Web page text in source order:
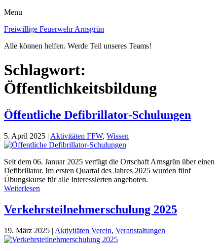
Menu
Freiwillige Feuerwehr Arnsgrün
Alle können helfen. Werde Teil unseres Teams!
Schlagwort:
Öffentlichkeitsbildung
Öffentliche Defibrillator-Schulungen
5. April 2025 | Aktivitäten FFW, Wissen
Seit dem 06. Januar 2025 verfügt die Ortschaft Arnsgrün über einen
Defibrillator. Im ersten Quartal des Jahres 2025 wurden fünf
Übungskurse für alle Interessierten angeboten.
Weiterlesen
Verkehrsteilnehmerschulung 2025
19. März 2025 | Aktivitäten Verein, Veranstaltungen